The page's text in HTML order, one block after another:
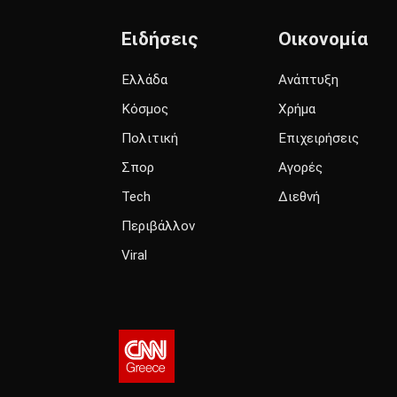
Ειδήσεις
Ελλάδα
Κόσμος
Πολιτική
Σπορ
Tech
Περιβάλλον
Viral
Οικονομία
Ανάπτυξη
Χρήμα
Επιχειρήσεις
Αγορές
Διεθνή